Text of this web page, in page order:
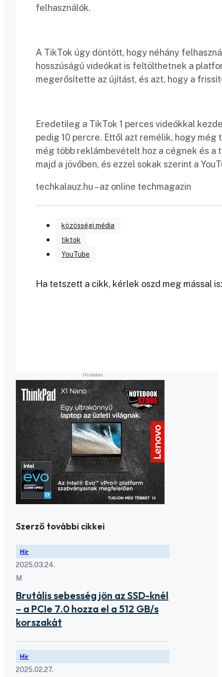
felhasználók.
A TikTok úgy döntött, hogy néhány
hosszúságú videókat is feltölthetnek a
megerősítette az újítást, és azt, hogy a
Eredetileg a TikTok 1 perces videókkal
pedig 10 percre. Ettől azt remélik, hogy
még több reklámbevételt hoz a cégnek és
majd a jövőben, és ezzel sokak szerint a
techkalauz.hu – az online techmagazin
közösségi média
tiktok
YouTube
Ha tetszett a cikk, kérlek oszd meg mással is:
Szerző további cikkei
Hír
2025.03.24.
M
Brutális sebesség jön az SSD-knél
– a PCIe 7.0 hozza el a 512 GB/s
korszakát
Hír
2025.02.27.